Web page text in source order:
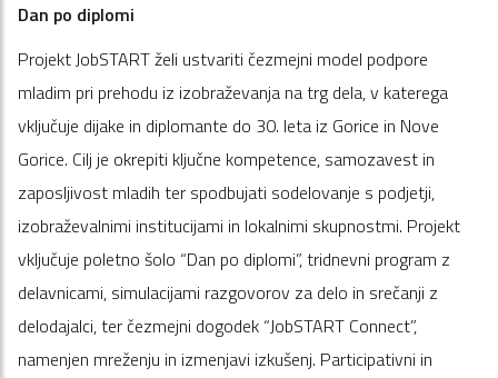
Dan po diplomi
Projekt JobSTART želi ustvariti čezmejni model podpore
mladim pri prehodu iz izobraževanja na trg dela, v katerega
vključuje dijake in diplomante do 30. leta iz Gorice in Nove
Gorice. Cilj je okrepiti ključne kompetence, samozavest in
zaposljivost mladih ter spodbujati sodelovanje s podjetji,
izobraževalnimi institucijami in lokalnimi skupnostmi. Projekt
vključuje poletno šolo “Dan po diplomi”, tridnevni program z
delavnicami, simulacijami razgovorov za delo in srečanji z
delodajalci, ter čezmejni dogodek “JobSTART Connect”,
namenjen mreženju in izmenjavi izkušenj. Participativni in